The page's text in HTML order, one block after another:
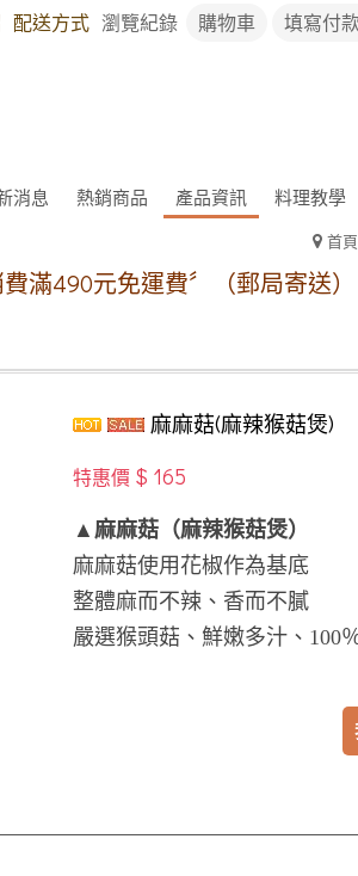
配送方式 瀏覽紀錄 購物車 填寫付
消息 熱銷商品 產品資訊 料理教學
首頁
費〞（郵局寄送） 冷凍宅配方
麻麻菇(麻辣猴菇煲)
特惠價 $ 165
▲麻麻菇（麻辣猴菇煲）
麻麻菇使用花椒作為基底
整體麻而不辣、香而不膩
嚴選猴頭菇、鮮嫩多汁、100